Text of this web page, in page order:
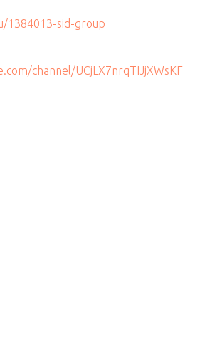
1384013-sid-group
channel/UCjLX7nrqTIJjXWsKF